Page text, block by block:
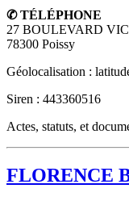
✆ TÉLÉPHONE
27 BOULEVARD
78300 Poissy
Géolocalisation :
Siren : 443360516
Actes, statuts, et
FLORENCE